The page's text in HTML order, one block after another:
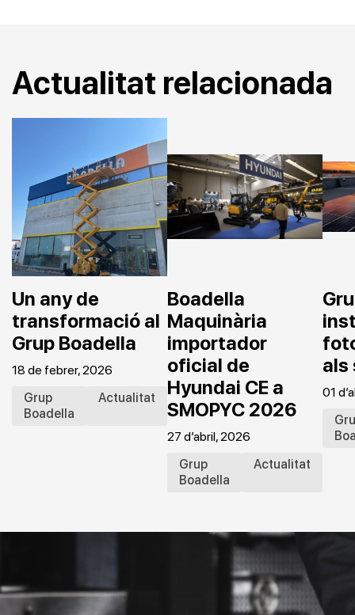
Actualitat relacionada
Un any de
transformació al
Grup Boadella
18 de febrer, 2026
Grup
Boadella
Actualitat
Boadella
Maquinària
importador
oficial de
Hyundai CE a
SMOPYC 2026
27 d’abril, 2026
Grup
Boadella
Actualitat
als
01